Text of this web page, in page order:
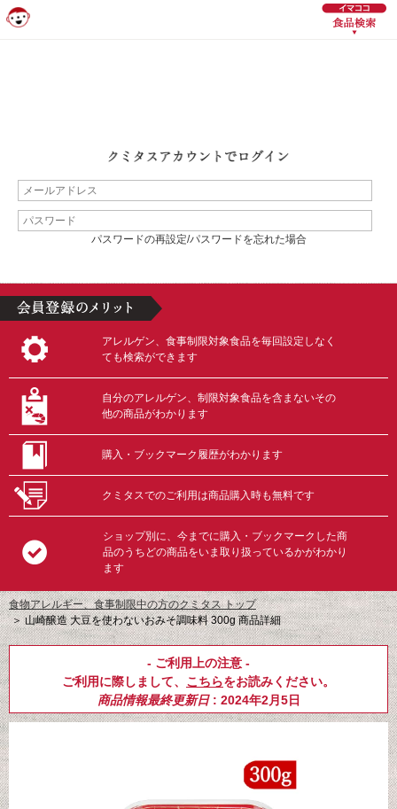
パスワードの再設定/パスワードを忘れた場合
アレルゲン、食事制限対象食品を毎回設定しなく
ても検索ができます
自分のアレルゲン、制限対象食品を含まないその
他の商品がわかります
購入・ブックマーク履歴がわかります
クミタスでのご利用は商品購入時も無料です
ショップ別に、今までに購入・ブックマークした商
品のうちどの商品をいま取り扱っているかがわかり
ます
食物アレルギー、食事制限中の方のクミタス トップ
＞山崎醸造 大豆を使わないおみそ調味料 300g 商品詳細
- ご利用上の注意 -
ご利用に際しまして、 こちらをお読みください。
商品情報最終更新日: 2024年2月5日